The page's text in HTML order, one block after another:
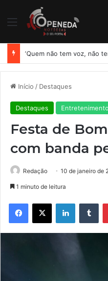
Menu
Início / Destaques
Destaques Entretenimento
Festa de
com banda
Redação 10 de janeiro de
1 minuto de leitura
Facebook
X Linkedin